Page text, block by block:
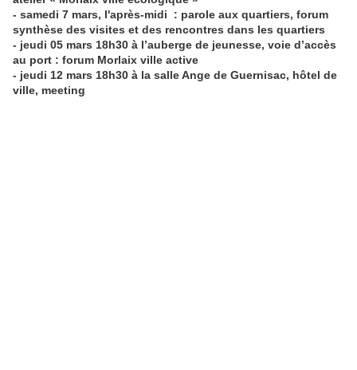
- samedi 7 mars, l'après-midi : parole aux quartiers, forum
synthèse des visites et des rencontres dans les quartiers
- jeudi 05 mars 18h30 à l’auberge de jeunesse, voie d’accès
au port : forum Morlaix ville active
- jeudi 12 mars 18h30 à la salle Ange de Guernisac, hôtel de
ville, meeting